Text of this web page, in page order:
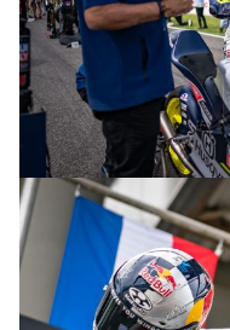
© R.Lekl & S.Wobser